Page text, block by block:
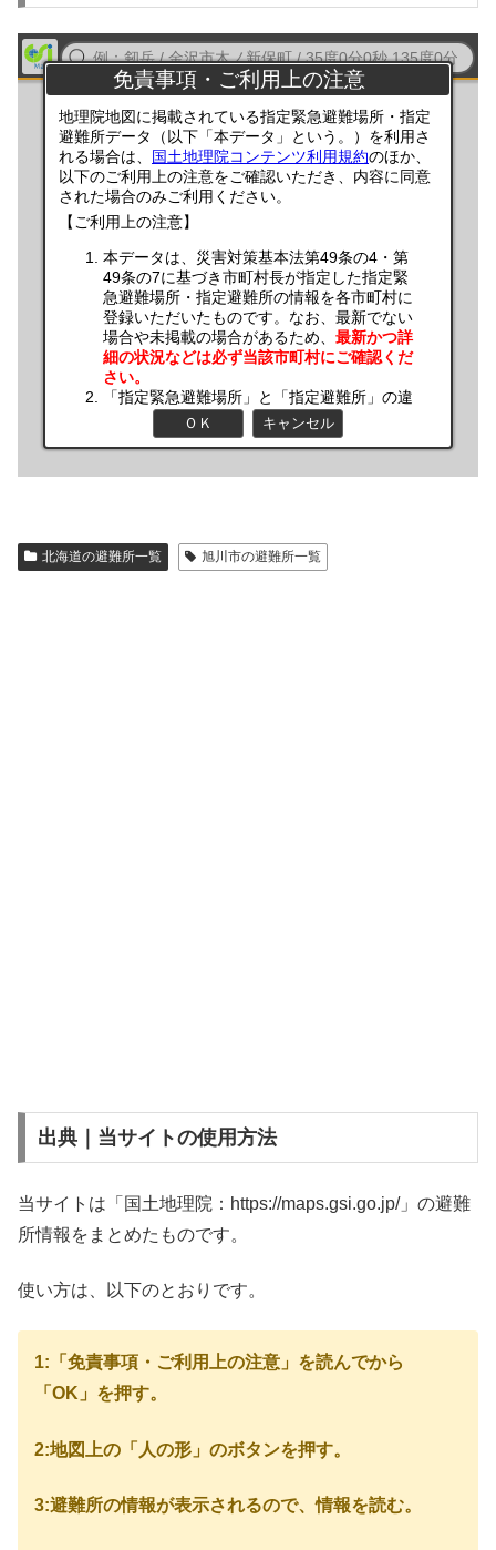
北海道の避難所一覧 旭川市の避難所一覧
出典｜当サイトの使用方法
当サイトは「国土地理院：https://maps.gsi.go.jp/」の避難
所情報をまとめたものです。
使い方は、以下のとおりです。
1:「免責事項・ご利用上の注意」を読んでから
「OK」を押す。
2:地図上の「人の形」のボタンを押す。
3:避難所の情報が表示されるので、情報を読む。